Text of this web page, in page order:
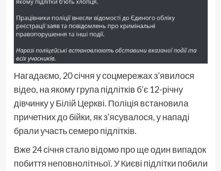
Нагадаємо, 20 січня у соцмережах з’явилося
відео, на якому група підлітків б’є 12-річну
дівчинку у Білій Церкві. Поліція встановила
причетних до бійки, як з’ясувалося, у нападі
брали участь семеро підлітків.
Вже 24 січня стало відомо про ще один випадок
побиття неповнолітньої. У Києві підлітки побили